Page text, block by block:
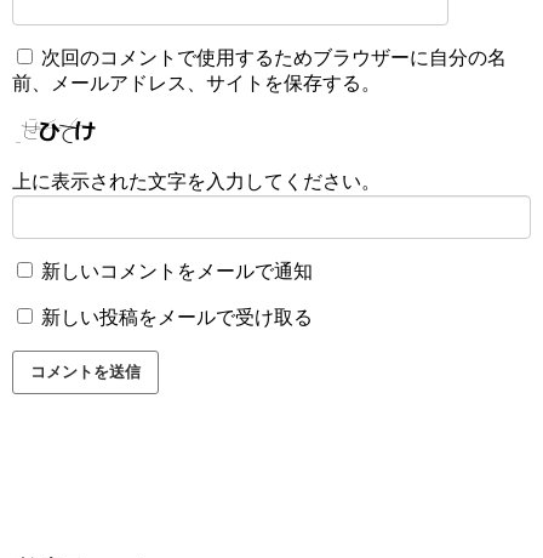
次回のコメントで使用するためブラウザーに自分の名
前、メールアドレス、サイトを保存する。
上に表示された文字を入力してください。
新しいコメントをメールで通知
新しい投稿をメールで受け取る